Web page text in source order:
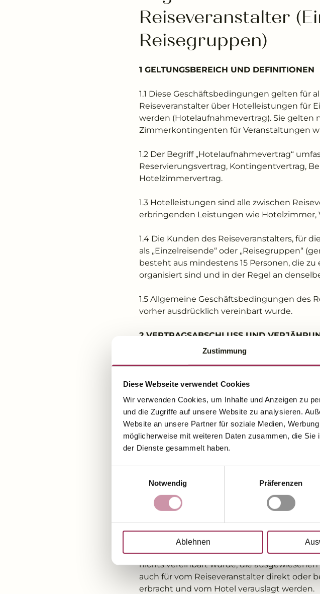
Zustimmung
Diese Webseite verwendet Cookies
Wir verwenden Cookies, um Inhalte und Anzeigen zu
und die Zugriffe auf unsere Website zu analysieren.
Website an unsere Partner für soziale Medien,
möglicherweise mit weiteren Daten zusammen, die
der Dienste gesammelt haben.
Notwendig
Präferenzen
Ablehnen
Reiseveranstalter
Reisegruppen)
1 GELTUNGSBEREICH UND DEFINITIONEN
1.1 Diese Geschäftsbedingungen gelten für
Reiseveranstalter über Hotelleistungen für
werden (Hotelaufnahmevertrag). Sie
Zimmerkontingenten für Veranstaltungen
1.2 Der Begriff „Hotelaufnahmevertrag“
Reservierungsvertrag, Kontingentvertrag,
Hotelzimmervertrag.
1.3 Hotelleistungen sind alle zwischen
erbringenden Leistungen wie
1.4 Die Kunden des Reiseveranstalters, für
als „Einzelreisende“ oder „Reisegruppen“
besteht aus mindestens 15 Personen, die
organisiert sind und in der Regel an
1.5 Allgemeine Geschäftsbedingungen des
vorher ausdrücklich vereinbart wurde.
2 VERTRAGSABSCHLUSS UND
2.2 Alle Ansprüche gegen das Hotel
Verjährungsbeginn. Dies gilt nicht bei
sofern letztere auf einer vorsätzlichen oder
beruhen.
3.1 Der Reiseveranstalter ist verpflichtet,
jedoch hierüber zu informieren.
3.2 Der Reiseveranstalter ist verpflichtet,
darüber hinaus in Anspruch genommenen
nichts vereinbart wurde, die
auch für vom Reiseveranstalter direkt oder
erbracht und vom Hotel verauslagt werden.